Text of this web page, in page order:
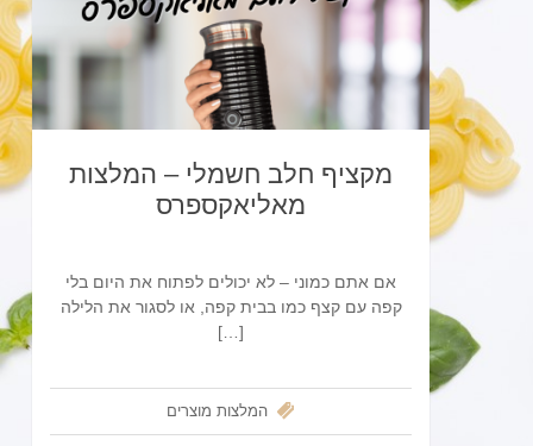
מקציף חלב חשמלי – המלצות
מאליאקספרס
אם אתם כמוני – לא יכולים לפתוח את היום בלי
קפה עם קצף כמו בבית קפה, או לסגור את הלילה
[…]
המלצות מוצרים